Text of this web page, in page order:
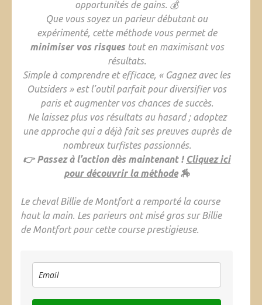
opportunités de gains. 💰
Que vous soyez un parieur débutant ou
expérimenté, cette méthode vous permet de
minimiser vos risquestout en maximisant vos
résultats.
Simple à comprendre et efficace, « Gagnez avec les
Outsiders » est l’outil parfait pour diversifier vos
paris et augmenter vos chances de succès.
Ne laissez plus vos résultats au hasard ; adoptez
une approche qui a déjà fait ses preuves auprès de
nombreux turfistes passionnés.
👉 Passez à l’action dès maintenant ! Cliquez ici
pour découvrir la méthode🏇
Le cheval Billie de Montfort a remporté la course
haut la main. Les parieurs ont misé gros sur Billie
de Montfort pour cette course prestigieuse.